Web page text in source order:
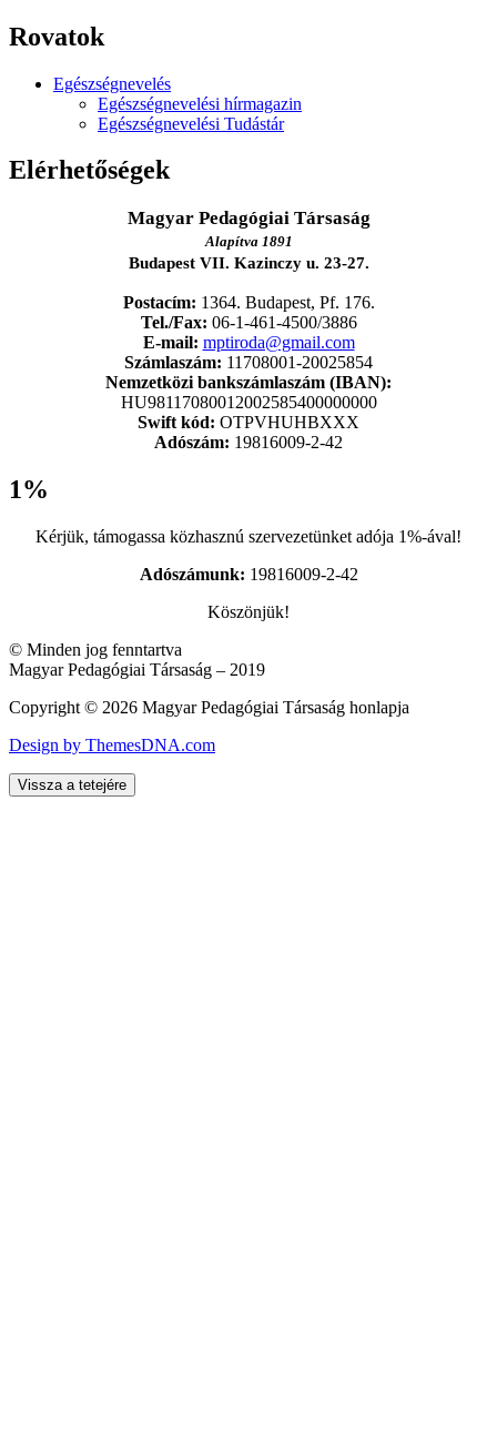
Rovatok
Egészségnevelés
Egészségnevelési hírmagazin
Egészségnevelési Tudástár
Elérhetőségek
Magyar Pedagógiai Társaság
Alapítva 1891
Budapest VII. Kazinczy u. 23-27.
Postacím: 1364. Budapest, Pf. 176.
Tel./Fax: 06-1-461-4500/3886
E-mail: mptiroda@gmail.com
Számlaszám: 11708001-20025854
Nemzetközi bankszámlaszám (IBAN):
HU98117080012002585400000000
Swift kód: OTPVHUHBXXX
Adószám: 19816009-2-42
1%
Kérjük, támogassa közhasznú szervezetünket adója 1%-ával!
Adószámunk: 19816009-2-42
Köszönjük!
© Minden jog fenntartva
Magyar Pedagógiai Társaság – 2019
Copyright © 2026 Magyar Pedagógiai Társaság honlapja
Design by ThemesDNA.com
Vissza a tetejére